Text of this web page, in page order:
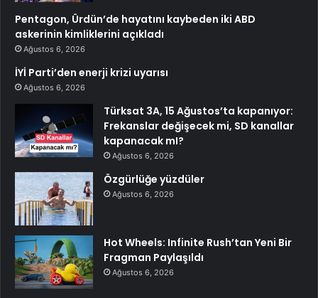
Pentagon, Ürdün’de hayatını kaybeden iki ABD
askerinin kimliklerini açıkladı
Ağustos 6, 2026
İYİ Parti’den enerji krizi uyarısı
Ağustos 6, 2026
Türksat 3A, 15 Ağustos’ta kapanıyor:
Frekanslar değişecek mi, SD kanallar
kapanacak mI?
Ağustos 6, 2026
Özgürlüğe yüzdüler
Ağustos 6, 2026
Hot Wheels: Infinite Rush’tan Yeni Bir
Fragman Paylaşıldı
Ağustos 6, 2026